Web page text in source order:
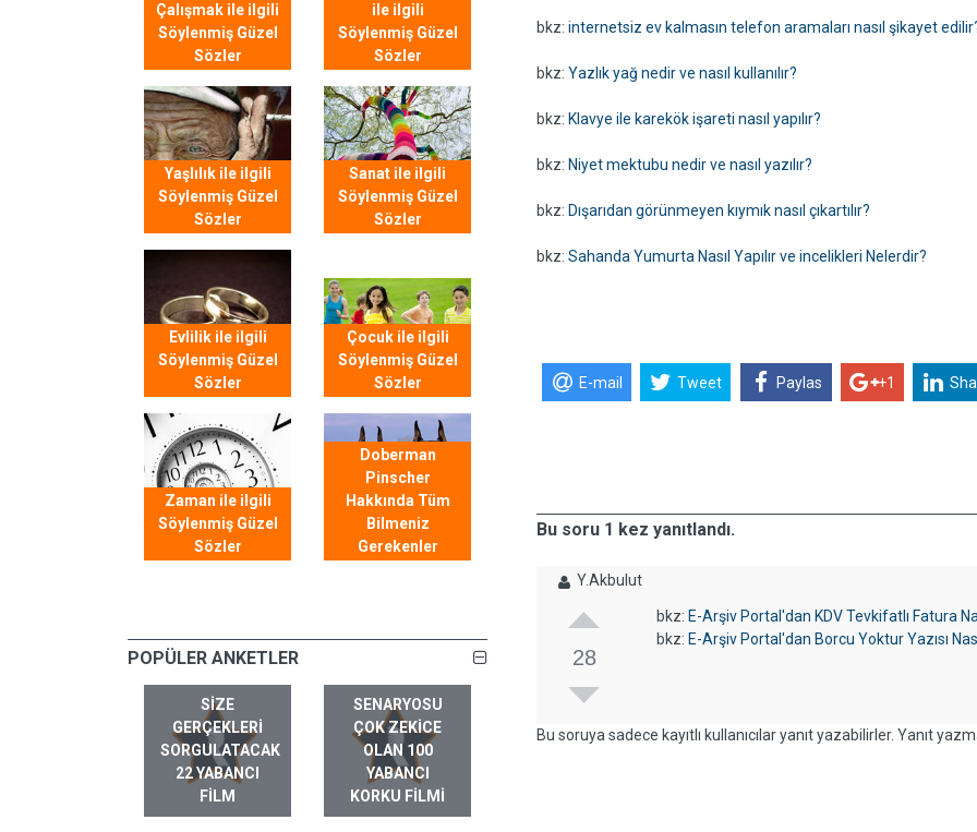
Çalışmak ile ilgili
Söylenmiş Güzel
Sözler
ile ilgili
Söylenmiş Güzel
Sözler
Yaşlılık ile ilgili
Söylenmiş Güzel
Sözler
Sanat ile ilgili
Söylenmiş Güzel
Sözler
Evlilik ile ilgili
Söylenmiş Güzel
Sözler
Çocuk ile ilgili
Söylenmiş Güzel
Sözler
Zaman ile ilgili
Söylenmiş Güzel
Sözler
Doberman
Pinscher
Hakkında Tüm
Bilmeniz
Gerekenler
POPÜLER ANKETLER
SIZE
GERÇEKLERI
SORGULATACAK
22 YABANCI
FILM
SENARYOSU
ÇOK ZEKICE
OLAN 100
YABANCI
KORKU FILMI
GERÇEK HAYAT
bkz: internetsiz ev kalmasın telefon aramaları nasıl şikayet
bkz: Yazlık yağ nedir ve nasıl kullanılır?
bkz: Klavye ile karekök işareti nasıl yapılır?
bkz: Niyet mektubu nedir ve nasıl yazılır?
bkz: Dışarıdan görünmeyen kıymık nasıl çıkartılır?
bkz: Sahanda Yumurta Nasıl Yapılır ve incelikleri Nelerdir?
E-mail Tweet Paylas +1
Bu soru 1 kez yanıtlandı.
Y.Akbulut
28
bkz: E-Arşiv Portal'dan KDV Tevkifatlı Fatura
bkz: E-Arşiv Portal'dan Borcu Yoktur Yazısı
Bu soruya sadece kayıtlı kullanıcılar yanıt yazabilirler. Yanıt